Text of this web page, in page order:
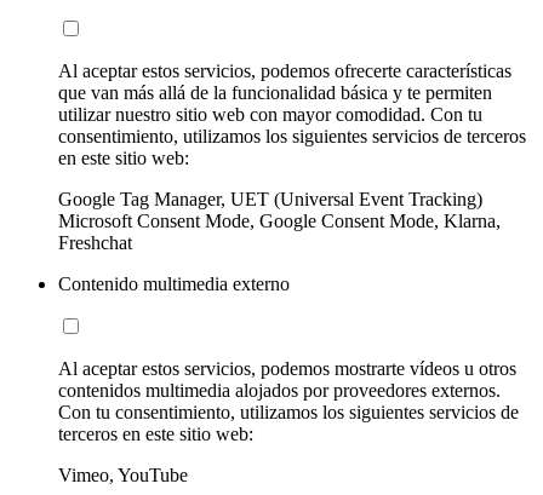
Al aceptar estos servicios, podemos ofrecerte características
que van más allá de la funcionalidad básica y te permiten
utilizar nuestro sitio web con mayor comodidad. Con tu
consentimiento, utilizamos los siguientes servicios de terceros
en este sitio web:
Google Tag Manager, UET (Universal Event Tracking)
Microsoft Consent Mode, Google Consent Mode, Klarna,
Freshchat
Contenido multimedia externo
Al aceptar estos servicios, podemos mostrarte vídeos u otros
contenidos multimedia alojados por proveedores externos.
Con tu consentimiento, utilizamos los siguientes servicios de
terceros en este sitio web:
Vimeo, YouTube